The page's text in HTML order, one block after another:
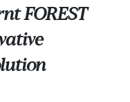
FOREST